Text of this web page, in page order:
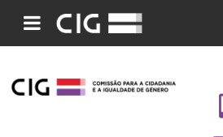
Pesquisar